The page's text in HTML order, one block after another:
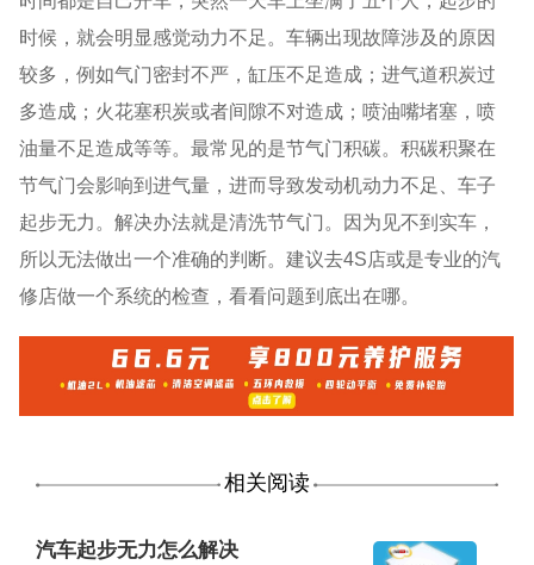
时候，就会明显感觉动力不足。车辆出现故障涉及的原因
较多，例如气门密封不严，缸压不足造成；进气道积炭过
多造成；火花塞积炭或者间隙不对造成；喷油嘴堵塞，喷
油量不足造成等等。最常见的是节气门积碳。积碳积聚在
节气门会影响到进气量，进而导致发动机动力不足、车子
起步无力。解决办法就是清洗节气门。因为见不到实车，
所以无法做出一个准确的判断。建议去4S店或是专业的汽
修店做一个系统的检查，看看问题到底出在哪。
相关阅读
汽车起步无力怎么解决